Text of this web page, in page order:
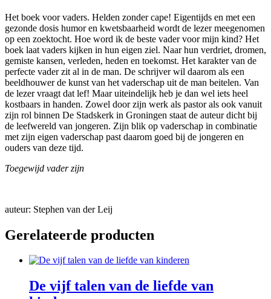
Het boek voor vaders. Helden zonder cape! Eigentijds en met een
gezonde dosis humor en kwetsbaarheid wordt de lezer meegenomen
op een zoektocht. Hoe word ik de beste vader voor mijn kind? Het
boek laat vaders kijken in hun eigen ziel. Naar hun verdriet, dromen,
gemiste kansen, verleden, heden en toekomst. Het karakter van de
perfecte vader zit al in de man. De schrijver wil daarom als een
beeldhouwer de kunst van het vaderschap uit de man beitelen. Van
de lezer vraagt dat lef! Maar uiteindelijk heb je dan wel iets heel
kostbaars in handen. Zowel door zijn werk als pastor als ook vanuit
zijn rol binnen De Stadskerk in Groningen staat de auteur dicht bij
de leefwereld van jongeren. Zijn blik op vaderschap in combinatie
met zijn eigen vaderschap past daarom goed bij de jongeren en
ouders van deze tijd.
Toegewijd vader zijn
auteur: Stephen van der Leij
Gerelateerde producten
De vijf talen van de liefde van